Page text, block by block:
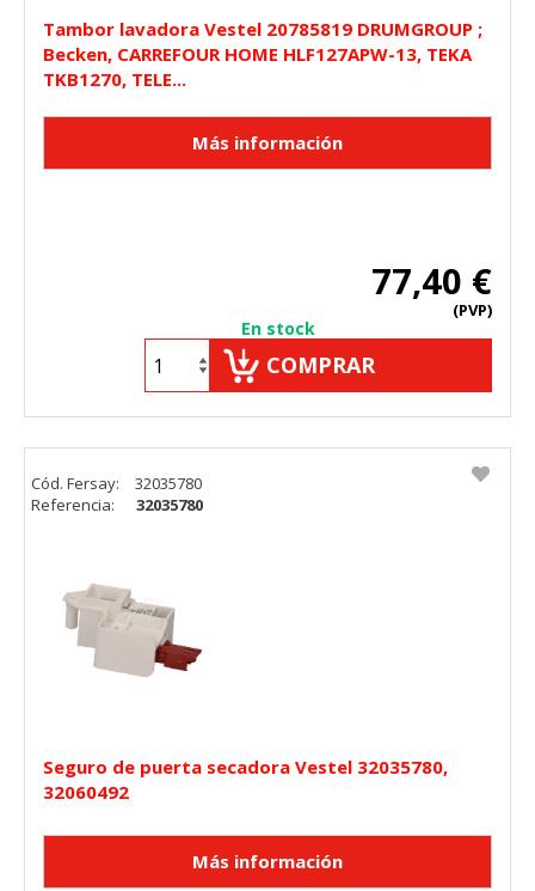
Tambor lavadora Vestel 20785819 DRUMGROUP ;
Becken, CARREFOUR HOME HLF127APW-13, TEKA
TKB1270, TELE...
77,40 €
(PVP)
En stock
COMPRAR
Seguro de puerta secadora Vestel 32035780,
32060492
Cód. Fersay:
32035780
Referencia:
32035780